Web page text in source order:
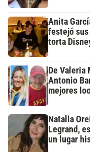
Anita
festejó sus
torta
De Valeria
Antonio
mejores
Natalia
Legrand,
un lugar